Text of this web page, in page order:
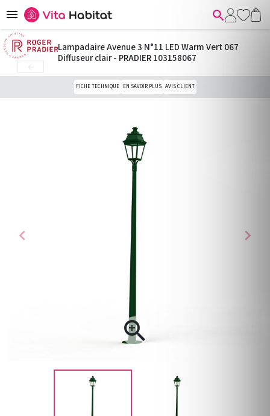
 
chevron_left

chevron_right
Lampadaire Avenue 3 N°11 LED Warm Vert 067
Diffuseur clair - PRADIER 103158067
FICHE TECHNIQUE EN SAVOIR PLUS AVIS CLIENT